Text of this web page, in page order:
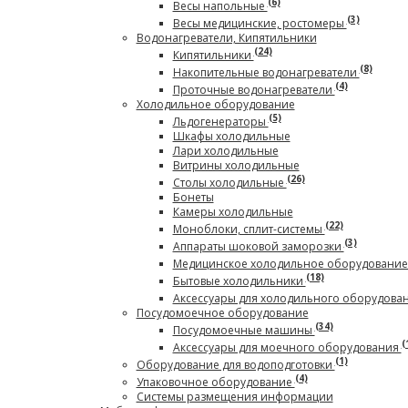
Весы напольные
Весы медицинские, ростомеры(3)
Водонагреватели, Кипятильники
Кипятильники(24)
Накопительные водонагреватели(8)
Проточные водонагреватели(4)
Холодильное оборудование
Льдогенераторы(5)
Шкафы холодильные
Лари холодильные
Витрины холодильные
Столы холодильные(26)
Бонеты
Камеры холодильные
Моноблоки, сплит-системы(22)
Аппараты шоковой заморозки(3)
Медицинское холодильное
Бытовые холодильники(18)
Аксессуары для холодильного
Посудомоечное оборудование
Посудомоечные машины(34)
Аксессуары для моечного оборудования
Оборудование для водоподготовки(1)
Упаковочное оборудование(4)
Системы размещения информации